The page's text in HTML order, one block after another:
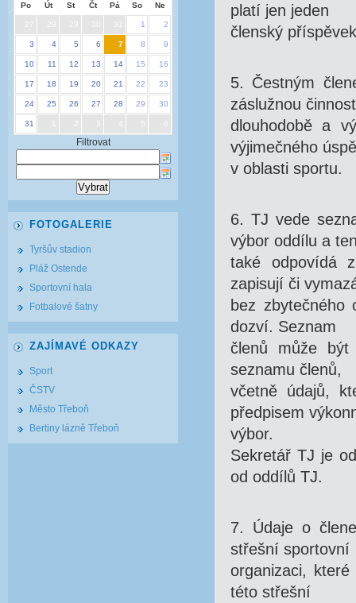
platí jen jeden
členský
5. Čestným
záslužnou
dlouhodobě a
výjimečného
v oblasti sportu.
6. TJ vede
výbor oddílu a
také odpovídá
zapisují či
bez
dozví. Seznam
členů může být
seznamu členů,
včetně údajů,
předpisem
výbor.
Sekretář TJ je
od oddílů TJ.
7. Údaje o
střešní sportovní
organizaci,
této střešní
Po Út St Čt Pá So Ne
27 29 30 31 1 2
3 4 5 6 7 8 9
10 11 12 13 14 15 16
17 18 19 20 21 22 23
24 25 26 27 28 29 30
31 3 5
Filtrovat
FOTOGALERIE
Tyršův stadion
Pláž Ostende
Sportovní hala
Fotbalové šatny
ZAJÍMAVÉ ODKAZY
Sport
ČSTV
Město Třeboň
Bertiny lázně Třeboň